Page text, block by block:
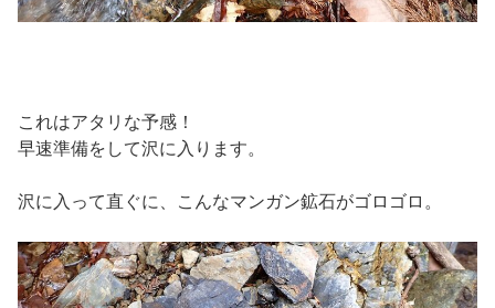
これはアタリな予感！
早速準備をして沢に入ります。
沢に入って直ぐに、こんなマンガン鉱石がゴロゴロ。